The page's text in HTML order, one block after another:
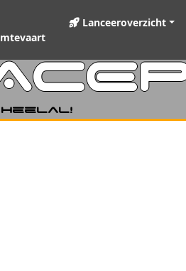
Lanceeroverzicht
heelal!